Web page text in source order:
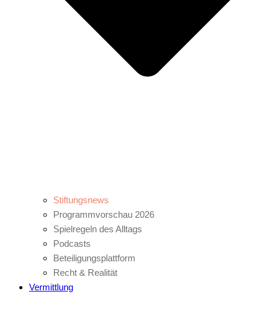
Stiftungsnews
Programmvorschau 2026
Spielregeln des Alltags
Podcasts
Beteiligungsplattform
Recht & Realität
Vermittlung